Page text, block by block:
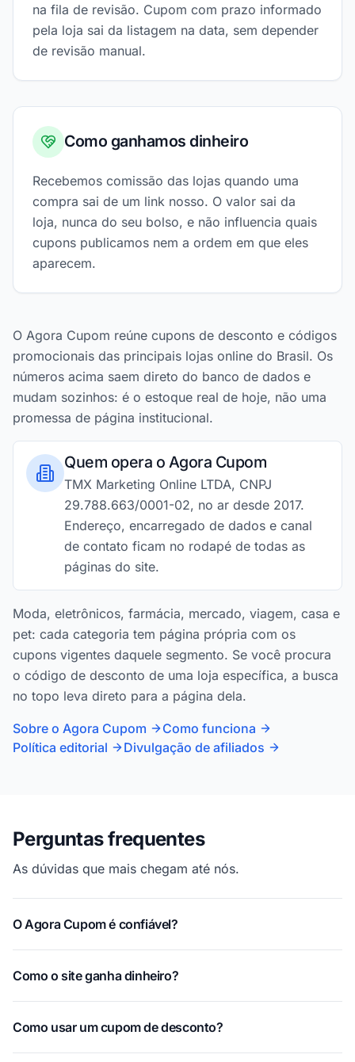
na fila de revisão. Cupom com prazo informado
pela loja sai da listagem na data, sem depender
de revisão manual.
Como ganhamos dinheiro
Recebemos comissão das lojas quando uma
compra sai de um link nosso. O valor sai da
loja, nunca do seu bolso, e não influencia quais
cupons publicamos nem a ordem em que eles
aparecem.
O Agora Cupom reúne cupons de desconto e códigos
promocionais das principais lojas online do Brasil. Os
números acima saem direto do banco de dados e
mudam sozinhos: é o estoque real de hoje, não uma
promessa de página institucional.
Quem opera o Agora Cupom
TMX Marketing Online LTDA, CNPJ
29.788.663/0001-02, no ar desde 2017.
Endereço, encarregado de dados e canal
de contato ficam no rodapé de todas as
páginas do site.
Moda, eletrônicos, farmácia, mercado, viagem, casa e
pet: cada categoria tem página própria com os
cupons vigentes daquele segmento. Se você procura
o código de desconto de uma loja específica, a busca
no topo leva direto para a página dela.
Sobre o Agora Cupom
Como funciona
Política editorial
Divulgação de afiliados
Perguntas frequentes
As dúvidas que mais chegam até nós.
O Agora Cupom é confiável?
Como o site ganha dinheiro?
Como usar um cupom de desconto?